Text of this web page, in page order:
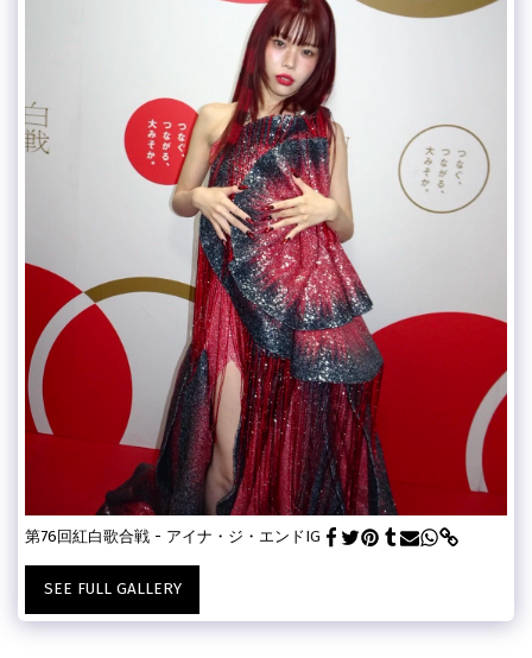
第76回紅白歌合戦 - アイナ・ジ・エンドIG
SEE FULL GALLERY